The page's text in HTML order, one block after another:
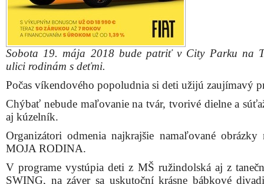
Sobota 19. mája 2018 bude patriť v City Parku na
ulici rodinám s deťmi.
Počas víkendového popoludnia si deti užijú zaujímavý
Chýbať nebude maľovanie na tvár, tvorivé dielne a
aj kúzelník.
Organizátori odmenia najkrajšie namaľované obrázky
MOJA RODINA.
V programe vystúpia deti z MŠ ružindolská aj z
SWING, na záver sa uskutoční krásne bábkové